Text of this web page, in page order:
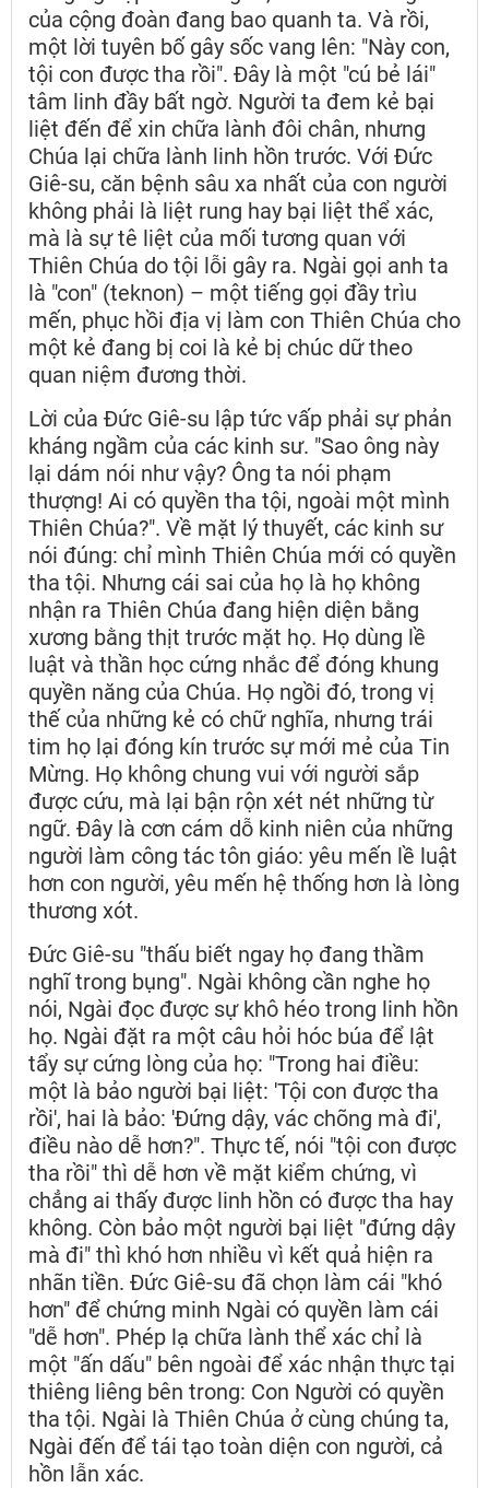
của cộng đoàn đang bao quanh ta. Và rồi,
một lời tuyên bố gây sốc vang lên: "Này con,
tội con được tha rồi". Đây là một "cú bẻ lái"
tâm linh đầy bất ngờ. Người ta đem kẻ bại
liệt đến để xin chữa lành đôi chân, nhưng
Chúa lại chữa lành linh hồn trước. Với Đức
Giê-su, căn bệnh sâu xa nhất của con người
không phải là liệt rung hay bại liệt thể xác,
mà là sự tê liệt của mối tương quan với
Thiên Chúa do tội lỗi gây ra. Ngài gọi anh ta
là "con" (teknon) – một tiếng gọi đầy trìu
mến, phục hồi địa vị làm con Thiên Chúa cho
một kẻ đang bị coi là kẻ bị chúc dữ theo
quan niệm đương thời.
Lời của Đức Giê-su lập tức vấp phải sự phản
kháng ngầm của các kinh sư. "Sao ông này
lại dám nói như vậy? Ông ta nói phạm
thượng! Ai có quyền tha tội, ngoài một mình
Thiên Chúa?". Về mặt lý thuyết, các kinh sư
nói đúng: chỉ mình Thiên Chúa mới có quyền
tha tội. Nhưng cái sai của họ là họ không
nhận ra Thiên Chúa đang hiện diện bằng
xương bằng thịt trước mặt họ. Họ dùng lề
luật và thần học cứng nhắc để đóng khung
quyền năng của Chúa. Họ ngồi đó, trong vị
thế của những kẻ có chữ nghĩa, nhưng trái
tim họ lại đóng kín trước sự mới mẻ của Tin
Mừng. Họ không chung vui với người sắp
được cứu, mà lại bận rộn xét nét những từ
ngữ. Đây là cơn cám dỗ kinh niên của những
người làm công tác tôn giáo: yêu mến lề luật
hơn con người, yêu mến hệ thống hơn là lòng
thương xót.
Đức Giê-su "thấu biết ngay họ đang thầm
nghĩ trong bụng". Ngài không cần nghe họ
nói, Ngài đọc được sự khô héo trong linh hồn
họ. Ngài đặt ra một câu hỏi hóc búa để lật
tẩy sự cứng lòng của họ: "Trong hai điều:
một là bảo người bại liệt: 'Tội con được tha
rồi', hai là bảo: 'Đứng dậy, vác chõng mà đi',
điều nào dễ hơn?". Thực tế, nói "tội con được
tha rồi" thì dễ hơn về mặt kiểm chứng, vì
chẳng ai thấy được linh hồn có được tha hay
không. Còn bảo một người bại liệt "đứng dậy
mà đi" thì khó hơn nhiều vì kết quả hiện ra
nhãn tiền. Đức Giê-su đã chọn làm cái "khó
hơn" để chứng minh Ngài có quyền làm cái
"dễ hơn". Phép lạ chữa lành thể xác chỉ là
một "ấn dấu" bên ngoài để xác nhận thực tại
thiêng liêng bên trong: Con Người có quyền
tha tội. Ngài là Thiên Chúa ở cùng chúng ta,
Ngài đến để tái tạo toàn diện con người, cả
hồn lẫn xác.